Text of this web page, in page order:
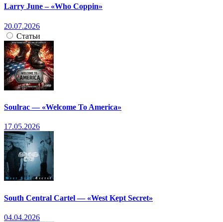
Larry June – «Who Coppin»
20.07.2026
Статьи
Soulrac — «Welcome To America»
17.05.2026
South Central Cartel — «West Kept Secret»
04.04.2026